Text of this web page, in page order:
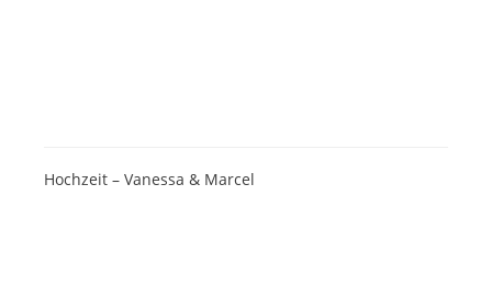
Hochzeit – Vanessa & Marcel